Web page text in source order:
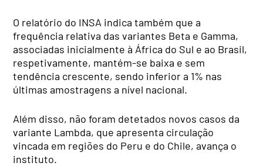
O relatório do INSA indica também que a
frequência relativa das variantes Beta e Gamma,
associadas inicialmente à África do Sul e ao Brasil,
respetivamente, mantém-se baixa e sem
tendência crescente, sendo inferior a 1% nas
últimas amostragens a nível nacional.
Além disso, não foram detetados novos casos da
variante Lambda, que apresenta circulação
vincada em regiões do Peru e do Chile, avança o
instituto.